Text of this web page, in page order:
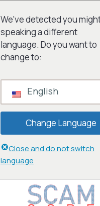
We've detected you
speaking a different
language. Do you want to
change to:
English
Change Language
Close and do not switch
language